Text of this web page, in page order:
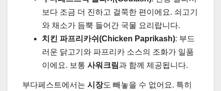
보다 조금 더 진하고 걸쭉한 편이에요. 쇠고기
와 채소가 듬뿍 들어간 국물 요리랍니다.
치킨 파프리카쉬(Chicken Paprikash): 부드
러운 닭고기와 파프리카 소스의 조화가 일품
이에요. 보통 사워크림과 함께 제공됩니다.
부다페스트에서는 시장도 빼놓을 수 없어요. 특히